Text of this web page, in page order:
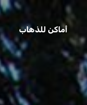
أماكن للذهاب